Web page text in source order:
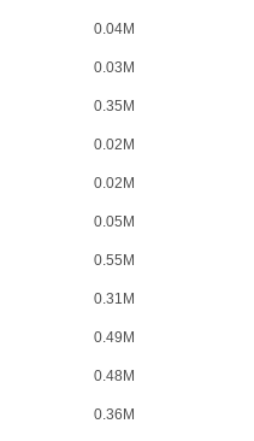
0.04M
0.03M
0.35M
0.02M
0.02M
0.05M
0.55M
0.31M
0.49M
0.48M
0.36M